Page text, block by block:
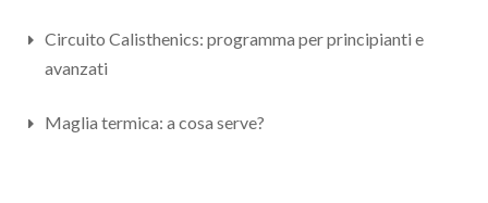
Circuito Calisthenics: programma per principianti e
avanzati
Maglia termica: a cosa serve?